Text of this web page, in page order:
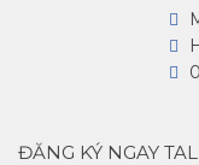
ĐĂNG KÝ NGAY